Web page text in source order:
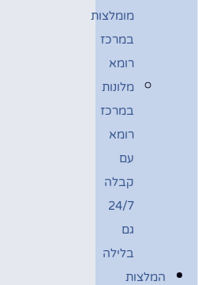
מומלצות
במרכז
רומא
מלונות
במרכז
רומא
עם
קבלה
24/7
גם
בלילה
המלצות